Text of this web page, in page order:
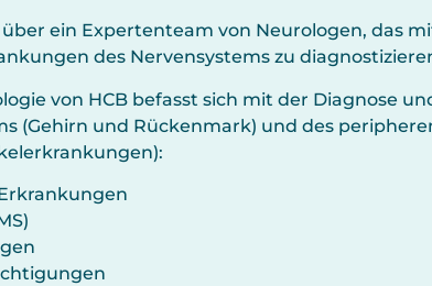
ein Expertenteam von Neurologen, das
des Nervensystems zu
von HCB befasst sich mit der Diagnose
(Gehirn und Rückenmark) und des